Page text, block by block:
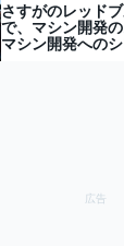
さすがのレッド
で、マシン開発
マシン開発への